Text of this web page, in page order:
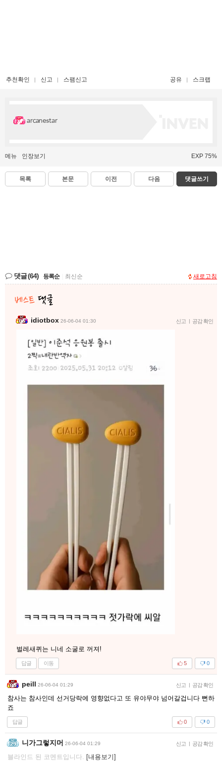
추천확인 신고 스팸신고 공유 스크랩
arcanestar
메뉴 인장보기 EXP 75%
목록 본문 이전 다음 댓글쓰기
댓글(64) 등록순 최신순 새로고침
idiotbox 26-06-04 01:30 신고 | 공감 확인
벌레새퀴는 니네 소굴로 꺼져!
답글 이동 0
5
peill 26-06-04 01:29 신고 | 공감 확인
참사는 참사인데 선거당락에 영향없다고 또 유야무야 넘어갈겁니다 뻔하
죠
답글 0
0
니가그렇지머 26-06-04 01:29 신고 | 공감 확인
블라인드 된 코멘트입니다. [내용보기]